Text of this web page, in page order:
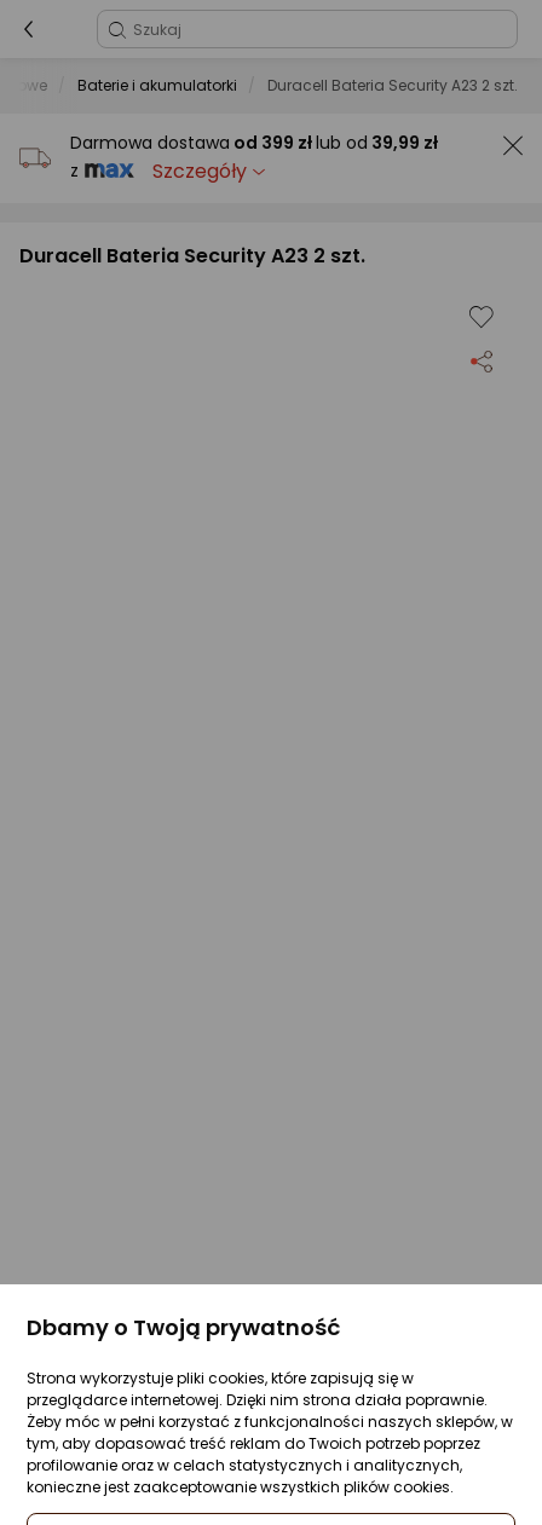
Baterie i akumulatorki Duracell Bateria Security A23 2 szt.
Darmowa dostawa od 399 złlub od 39,99 zł
z
Szczegóły
Duracell Bateria Security A23 2 szt.
Dbamy o Twoją prywatność
Strona wykorzystuje pliki cookies, które zapisują się w
przeglądarce internetowej. Dzięki nim strona działa poprawnie.
Żeby móc w pełni korzystać z funkcjonalności naszych sklepów, w
tym, aby dopasować treść reklam do Twoich potrzeb poprzez
profilowanie oraz w celach statystycznych i analitycznych,
konieczne jest zaakceptowanie wszystkich plików cookies.